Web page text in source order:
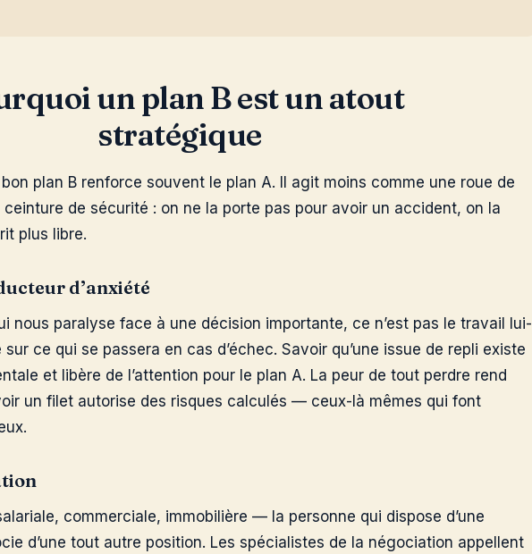
un plan B est un atout
stratégique
plan B renforce souvent le plan A. Il agit moins comme une roue de
de sécurité : on ne la porte pas pour avoir un accident, on la
plus libre.
d’anxiété
nous paralyse face à une décision importante, ce n’est pas le travail lui-
sur ce qui se passera en cas d’échec. Savoir qu’une issue de repli existe
et libère de l’attention pour le plan A. La peur de tout perdre rend
un filet autorise des risques calculés — ceux-là mêmes qui font
commerciale, immobilière — la personne qui dispose d’une
d’une tout autre position. Les spécialistes de la négociation appellent